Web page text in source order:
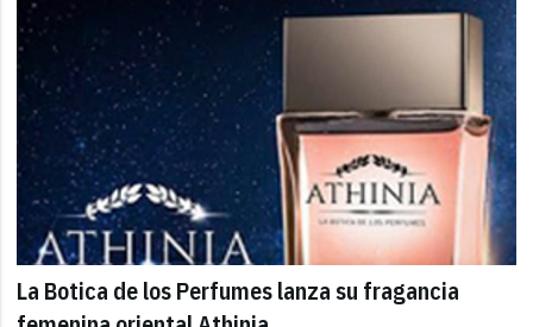
La Botica de los Perfumes lanza su fragancia